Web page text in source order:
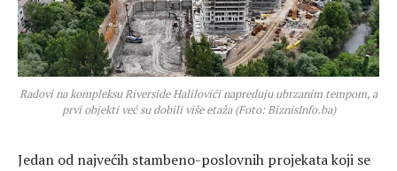
Radovi na kompleksu Riverside Halilovići napreduju ubrzanim tempom, a
prvi objekti već su dobili više etaža (Foto: BiznisInfo.ba)
Jedan od najvećih stambeno-poslovnih projekata koji se